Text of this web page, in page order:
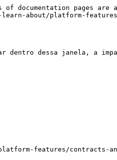
documentation pages are
about/platform-
dentro dessa janela, a
features/contracts-